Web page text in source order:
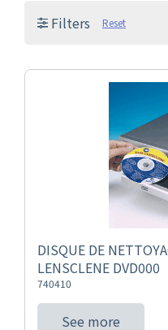
Filters Reset
DISQUE DE
LENSCLENE DVD000
740410
See more